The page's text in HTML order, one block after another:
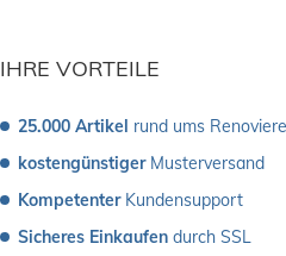
IHRE VORTEILE
25.000 Artikel rund ums
kostengünstiger Musterversand
Kompetenter Kundensupport
Sicheres Einkaufen durch SSL